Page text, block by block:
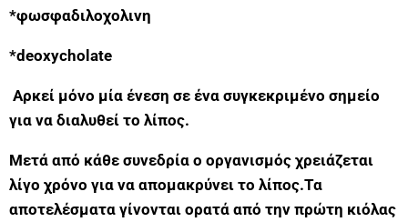
*φωσφαδιλοχολινη
*deoxycholate
Αρκεί μόνο μία ένεση σε ένα συγκεκριμένο σημείο
για να διαλυθεί το λίπος.
Μετά από κάθε συνεδρία ο οργανισμός χρειάζεται
λίγο χρόνο για να απομακρύνει το λίπος.Τα
αποτελέσματα γίνονται ορατά από την πρώτη κιόλας